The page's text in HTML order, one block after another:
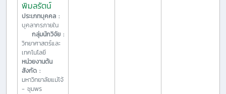
พิมลรัตน์
ประเภทบุคคล :
บุคลากรภายใน
กลุ่มนักวิจัย :
วิทยาศาสตร์และ
เทคโนโลยี
หน่วยงานต้น
สังกัด :
มหาวิทยาลัยแม่โจ้
- ชุมพร